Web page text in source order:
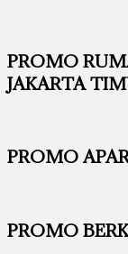
PROMO
JAKARTA
PROMO
PROMO